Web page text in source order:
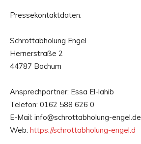
Pressekontaktdaten:
Schrottabholung Engel
Hernerstraße 2
44787 Bochum
Ansprechpartner: Essa El-lahib
Telefon: 0162 588 626 0
E-Mail: info@schrottabholung-engel.de
Web: https://schrottabholung-engel.d